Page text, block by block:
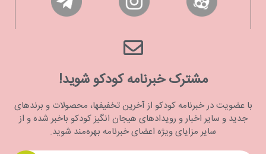
مشترک خبرنامه کودکو شوید!
با عضویت در خبرنامه کودکو از آخرین تخفیفها، محصولات و برندهای
جدید و سایر اخبار و رویدادهای هیجان انگیز کودکو باخبر شده و از
سایر مزایای ویژه اعضای خبرنامه بهره‌مند شوید.